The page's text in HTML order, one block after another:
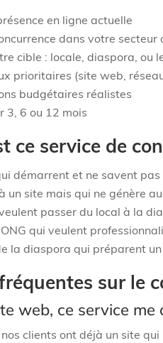
en ligne actuelle
dans votre secteur
cible : locale, diaspora, ou
prioritaires (site web,
budgétaires réalistes
3, 6 ou 12 mois
ce service de
démarrent et ne savent
un site mais qui ne génère
passer du local à la
qui veulent
la diaspora qui préparent
sur le
web, ce service
clients ont déjà un site